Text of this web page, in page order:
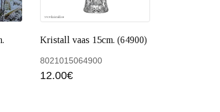
Kristall vaas 15cm. (64900)
8021015064900
12.00€